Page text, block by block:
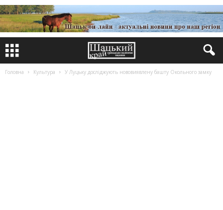
Головна Культура У Луцьку досліджують нововиявлену башту Окольного замку